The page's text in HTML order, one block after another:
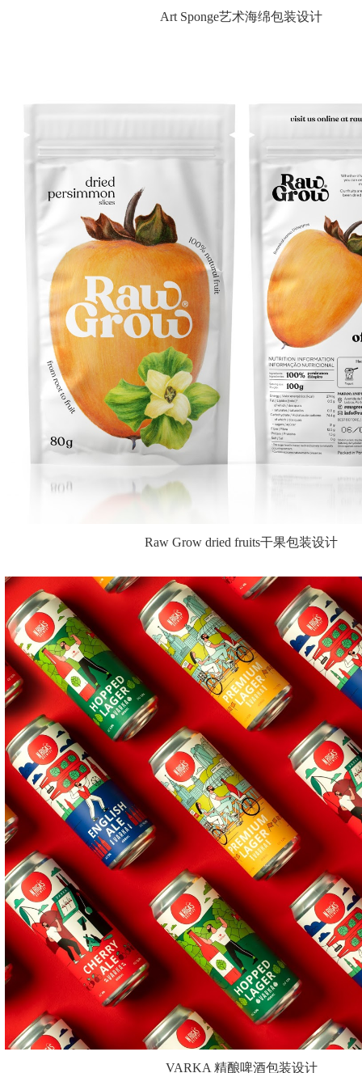
Art Sponge艺术海绵包装设计
Raw Grow dried fruits干果包装设计
VARKA 精酿啤酒包装设计